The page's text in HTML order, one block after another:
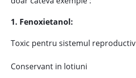
1. Fenoxietanol:
Toxic pentru sistemul reproductiv
Conservant in lotiuni